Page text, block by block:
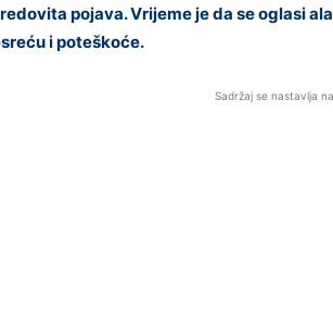
pojava. Vrijeme je da se oglasi
i poteškoće.
Sadržaj se nastavlja